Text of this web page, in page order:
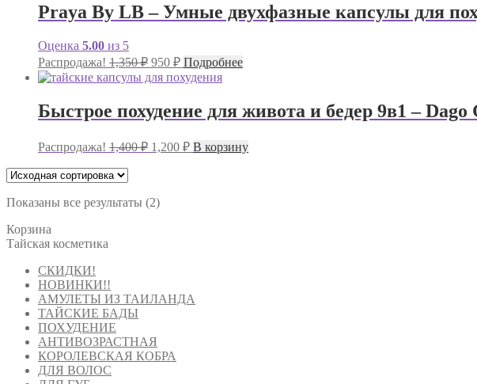
Praya By LB – Умные двухфазные капсулы для
Оценка 5.00 из 5
Распродажа! 1,350₽ Первоначальная
цена
составляла
950 ₽Текущая
цена:
Подробнее
Быстрое похудение для живота и бедер 9в1 –
Распродажа! 1,400₽ Первоначальная
1,200 ₽Текущая
цена:
В корзину
Показаны все результаты (2)
Корзина
Тайская косметика
СКИДКИ!
НОВИНКИ!!
АМУЛЕТЫ ИЗ ТАИЛАНДА
ТАЙСКИЕ БАДЫ
ПОХУДЕНИЕ
АНТИВОЗРАСТНАЯ
КОРОЛЕВСКАЯ КОБРА
ДЛЯ ВОЛОС